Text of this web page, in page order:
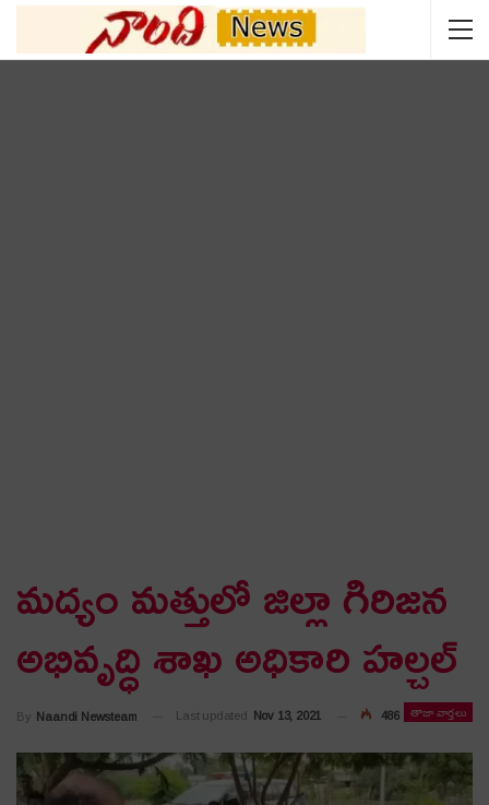
మద్యం మత్తులో జిల్లా గిరిజన
అభివృద్ధి శాఖ అధికారి హల్చల్
తాజా వార్తలు
By Naandi Newsteam Last updated Nov 13, 2021 486